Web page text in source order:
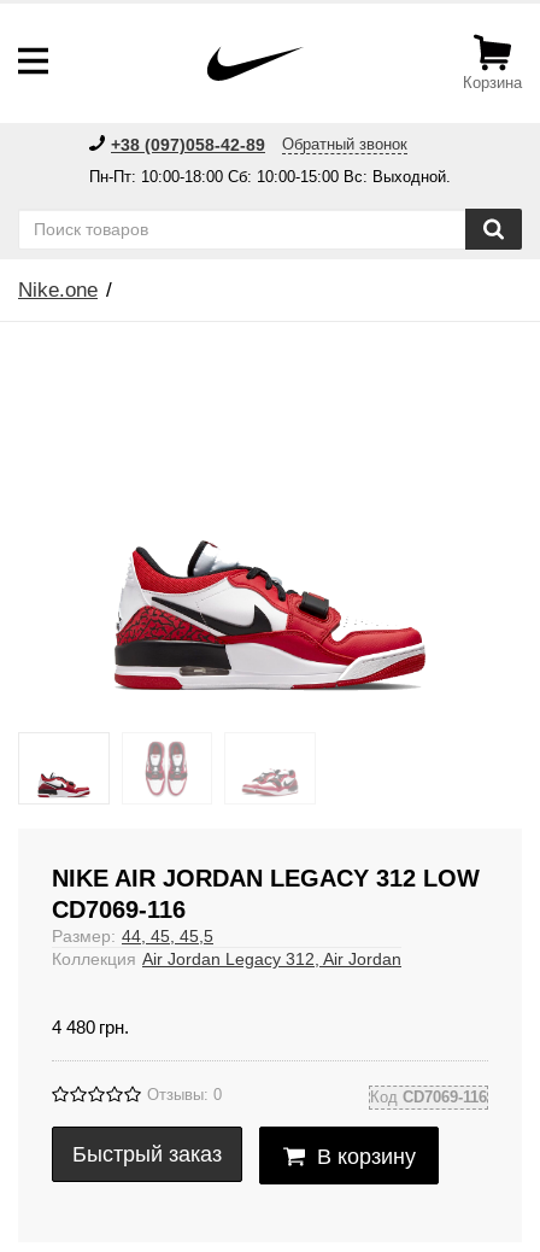
Корзина
+38 (097)058-42-89
Обратный звонок
Пн-Пт: 10:00-18:00 Сб: 10:00-15:00 Вс: Выходной.
Nike.one
NIKE AIR JORDAN LEGACY 312 LOW
CD7069-116
Размер: 44, 45, 45,5
Коллекция Air Jordan Legacy 312, Air Jordan
4 480 грн.
Отзывы: 0 Код CD7069-116
Быстрый заказ В корзину